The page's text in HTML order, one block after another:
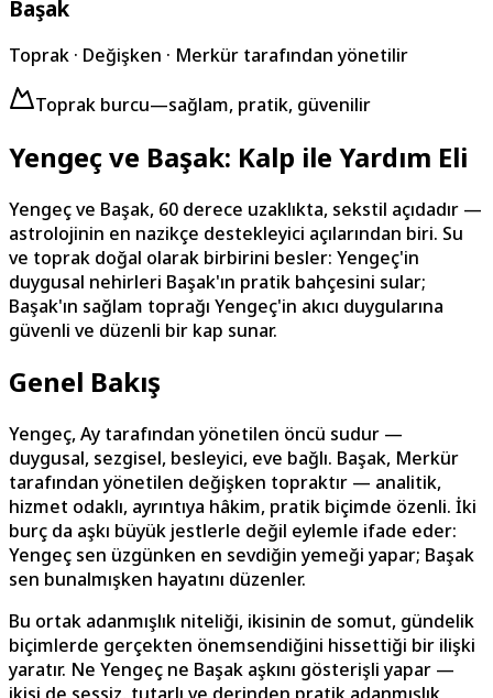
Başak
Toprak · Değişken · Merkür tarafından yönetilir
Toprak burcu—sağlam, pratik, güvenilir
Yengeç ve Başak: Kalp ile Yardım Eli
Yengeç ve Başak, 60 derece uzaklıkta, sekstil açıdadır —
astrolojinin en nazikçe destekleyici açılarından biri. Su
ve toprak doğal olarak birbirini besler: Yengeç'in
duygusal nehirleri Başak'ın pratik bahçesini sular;
Başak'ın sağlam toprağı Yengeç'in akıcı duygularına
güvenli ve düzenli bir kap sunar.
Genel Bakış
Yengeç, Ay tarafından yönetilen öncü sudur —
duygusal, sezgisel, besleyici, eve bağlı. Başak, Merkür
tarafından yönetilen değişken topraktır — analitik,
hizmet odaklı, ayrıntıya hâkim, pratik biçimde özenli. İki
burç da aşkı büyük jestlerle değil eylemle ifade eder:
Yengeç sen üzgünken en sevdiğin yemeği yapar; Başak
sen bunalmışken hayatını düzenler.
Bu ortak adanmışlık niteliği, ikisinin de somut, gündelik
biçimlerde gerçekten önemsendiğini hissettiği bir ilişki
yaratır. Ne Yengeç ne Başak aşkını gösterişli yapar —